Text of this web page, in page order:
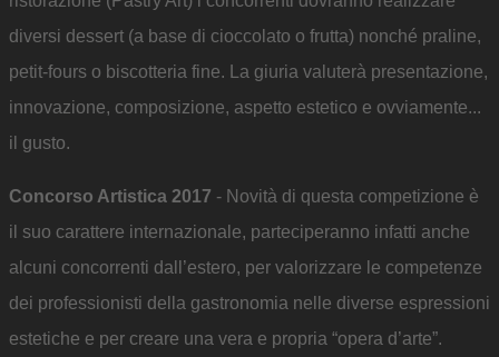
diversi dessert (a base di cioccolato o frutta) nonché praline,
petit-fours o biscotteria fine. La giuria valuterà presentazione,
innovazione, composizione, aspetto estetico e ovviamente...
il gusto.
Concorso Artistica 2017 - Novità di questa competizione è
il suo carattere internazionale, parteciperanno infatti anche
alcuni concorrenti dall’estero, per valorizzare le competenze
dei professionisti della gastronomia nelle diverse espressioni
estetiche e per creare una vera e propria “opera d’arte”.